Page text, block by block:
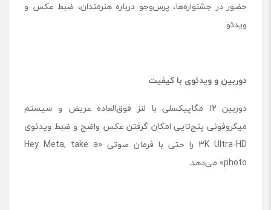
حضور در جشنواره‌ها، پرس‌وجو درباره هنرمندان، ضبط عکس و
ویدئو.
دوربین و ویدئوی با کیفیت
دوربین ۱۲ مگاپیکسلی با لنز فوق‌العاده عریض و سیستم
میکروفونی پنج‌تایی امکان گرفتن عکس واضح و ضبط ویدئوی
3K Ultra‑HD را حتی با فرمان صوتی «Hey Meta, take a
photo» می‌دهد.